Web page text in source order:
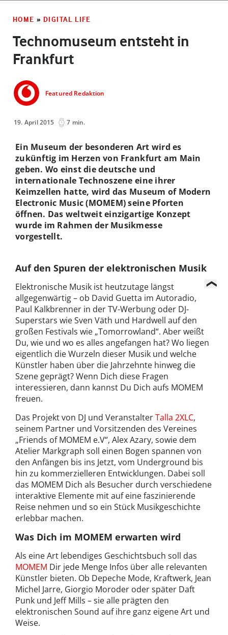
HOME » DIGITAL LIFE
Technomuseum entsteht in
Frankfurt
Featured Redaktion
19. April 2015 7 min.
Ein Museum der besonderen Art wird es
zukünftig im Herzen von Frankfurt am Main
geben. Wo einst die deutsche und
internationale Technoszene eine ihrer
Keimzellen hatte, wird das Museum of Modern
Electronic Music (MOMEM) seine Pforten
öffnen. Das weltweit einzigartige Konzept
wurde im Rahmen der Musikmesse
vorgestellt.
Auf den Spuren der elektronischen Musik
Elektronische Musik ist heutzutage längst
allgegenwärtig – ob David Guetta im Autoradio,
Paul Kalkbrenner in der TV-Werbung oder DJ-
Superstars wie Sven Väth und Hardwell auf den
großen Festivals wie „Tomorrowland“. Aber weißt
Du, wie und wo es alles angefangen hat? Wo liegen
eigentlich die Wurzeln dieser Musik und welche
Künstler haben über die Jahrzehnte hinweg die
Szene geprägt? Wenn Dich diese Fragen
interessieren, dann kannst Du Dich aufs MOMEM
freuen.
Das Projekt von DJ und VeranstalterTalla 2XLC,
seinem Partner und Vorsitzenden des Vereines
„Friends of MOMEM e.V“, Alex Azary, sowie dem
Atelier Markgraph soll einen Bogen spannen von
den Anfängen bis ins Jetzt, vom Underground bis
hin zu kommerzielleren Entwicklungen. Dabei soll
das MOMEM Dich als Besucher durch verschiedene
interaktive Elemente mit auf eine faszinierende
Reise nehmen und so ein Stück Musikgeschichte
erlebbar machen.
Was Dich im MOMEM erwarten wird
Als eine Art lebendiges Geschichtsbuch soll das
MOMEM Dir jede Menge Infos über alle relevanten
Künstler bieten. Ob Depeche Mode, Kraftwerk, Jean
Michel Jarre, Giorgio Moroder oder später Daft
Punk und Jeff Mills – sie alle prägten den
elektronischen Sound auf ihre ganz eigene Art und
Weise.